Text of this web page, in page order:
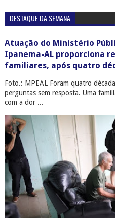
DESTAQUE DA SEMANA
Atuação do Ministério
Ipanema-AL proporciona
familiares, após quatro
Foto.: MPEAL Foram quatro
perguntas sem resposta. Uma
com a dor ...